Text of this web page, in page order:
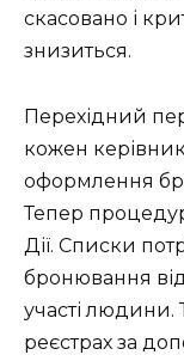
скасовано і
знизиться.
Перехідний
кожен
оформлення
Тепер
Дії. Списки
бронювання
участі людини.
реєстрах за